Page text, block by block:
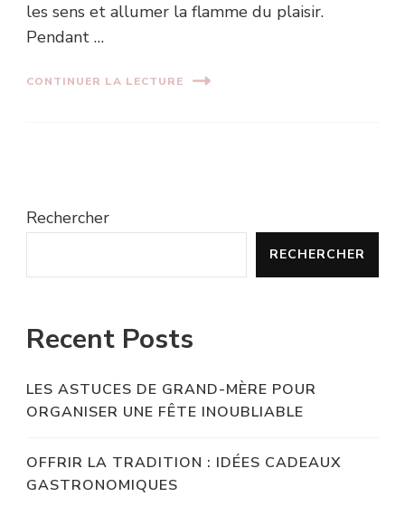
les sens et allumer la flamme du plaisir.
Pendant …
CONTINUER LA LECTURE
Rechercher
RECHERCHER
Recent Posts
LES ASTUCES DE GRAND-MÈRE POUR
ORGANISER UNE FÊTE INOUBLIABLE
OFFRIR LA TRADITION : IDÉES CADEAUX
GASTRONOMIQUES